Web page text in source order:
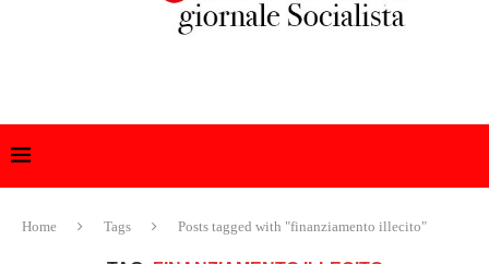
Home Tags Posts tagged with "finanziamento illecito"